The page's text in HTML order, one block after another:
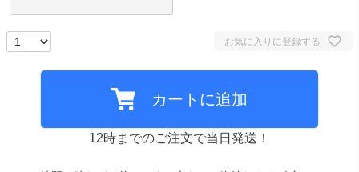
お気に入りに登録する
カートに追加
12時までのご注文で当日発送！